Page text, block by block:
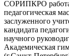
СОРИПКРО
педагогическая
заслуженного
кандидата
научного
Академическая